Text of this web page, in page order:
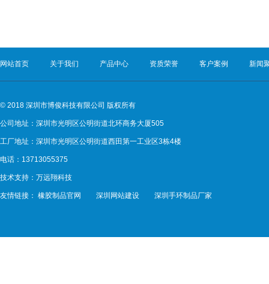
网站首页 关于我们 产品中心 资质荣誉 客户案例 新闻
© 2018 深圳市博俊科技有限公司 版权所有
公司地址：深圳市光明区公明街道北环商务大厦505
工厂地址：深圳市光明区公明街道西田第一工业区3栋4楼
电话：13713055375
技术支持： 万远翔科技
友情链接： 橡胶制品官网 深圳网站建设 深圳手环制品厂家